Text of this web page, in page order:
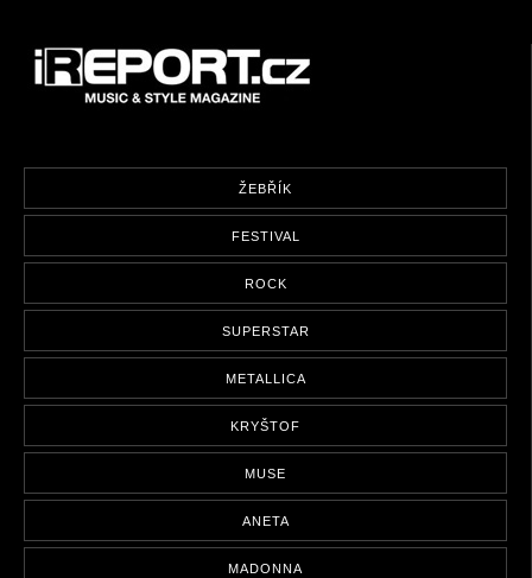
ŽEBŘÍK
FESTIVAL
ROCK
SUPERSTAR
METALLICA
KRYŠTOF
MUSE
ANETA
MADONNA